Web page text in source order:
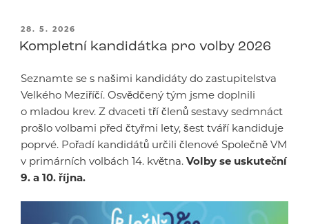
PUBLIKOVÁNO
28. 5. 2026
Kompletní kandidátka pro volby 2026
Seznamte se s našimi kandidáty do zastupitelstva
Velkého Meziříčí. Osvědčený tým jsme doplnili
o mladou krev. Z dvaceti tří členů sestavy sedmnáct
prošlo volbami před čtyřmi lety, šest tváří kandiduje
poprvé. Pořadí kandidátů určili členové Společně VM
v primárních volbách 14. května. Volby se uskuteční
9. a 10. října.